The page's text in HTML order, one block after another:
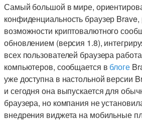
Самый большой в мире,
конфиденциальность браузер
возможности криптовалютного
обновлением (версия 1.8),
всех пользователей браузера
компьютеров, сообщается в блоге
уже доступна в настольной версии
и сегодня она выпускается для
браузера, но компания не
внедрения виджета на мобильные